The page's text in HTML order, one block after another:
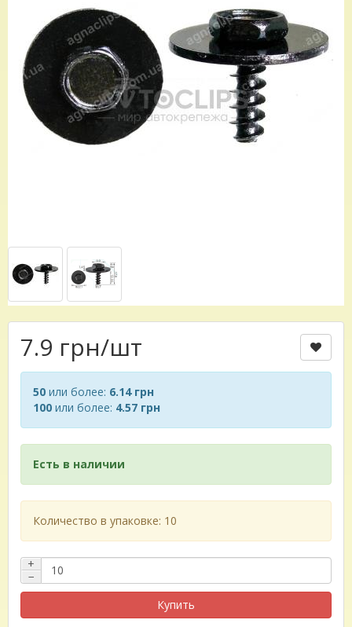
7.9 грн/шт
50 или более: 6.14 грн
100 или более: 4.57 грн
Есть в наличии
Количество в упаковке: 10
+
−
Купить